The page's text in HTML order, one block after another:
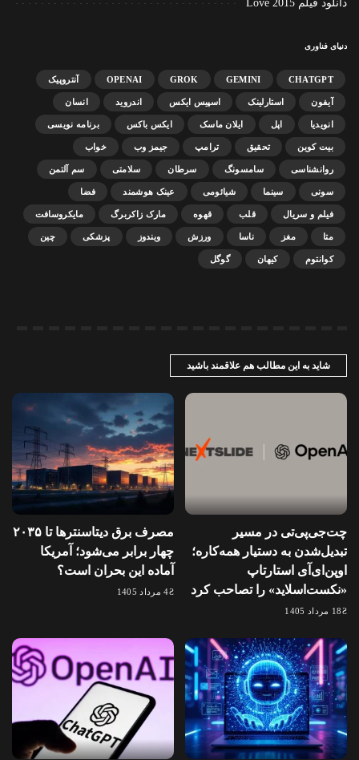
دانلود فیلم Love 2015
دنیای فناوری
CHATGPT
GEMINI
GROK
OPENAI آنتروپیک
آیفون استارلینک اسپیس ایکس اندروید انسان
انویدیا اپل ایلان ماسک ایکس باکس برنامه نویسی
بیت کوین تحقیق ترامپ جیمز وب خواب
روانشناسی سامسونگ سرطان سلامتی سم آلتمن
سونی سینما شیائومی عینک هوشمند فضا
فیلم و سریال قلب قهوه مارک زاکربرگ مایکروسافت
متا مغز ناسا ورزش ویندوز پزشکی چین
کوانتوم کیهان گوگل
شاید به این مطالب هم علاقمند باشید
چت‌جی‌پی‌تی در مسیر
تبدیل‌شدن به دستیار همه‌کاره؛
اوپن‌ای‌آی استارتاپ
«نکست‌اسلاید» را تصاحب کرد
18 مرداد 1405
مصرف برق دیتاسنترها تا ۲۰۳۵
چهار برابر می‌شود؛ آمریکا
آماده این بحران است؟
4 مرداد 1405